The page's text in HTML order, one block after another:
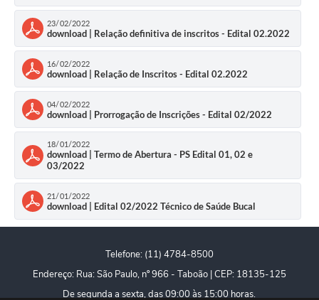
Defesa Civil
Departamento de Bem-Estar Social
Divisão de Rendas
Fundo Social
Horários de Ônibus - Jundiá
Inscrições para o Castramóvel
Nota Fiscal de Serviço Eletrônica
Notícias
Postos de Atendimento ao Trabalhador (PAT)
23/02/2022
download | Relação definitiva de inscritos - Edital 02.2022
16/02/2022
download | Relação de Inscritos - Edital 02.2022
04/02/2022
download | Prorrogação de Inscrições - Edital 02/2022
18/01/2022
download | Termo de Abertura - PS Edital 01, 02 e
03/2022
21/01/2022
download | Edital 02/2022 Técnico de Saúde Bucal
Telefone: (11) 4784-8500
Endereço: Rua: São Paulo, nº 966 - Taboão | CEP: 18135-125
De segunda a sexta, das 09:00 às 15:00 horas.